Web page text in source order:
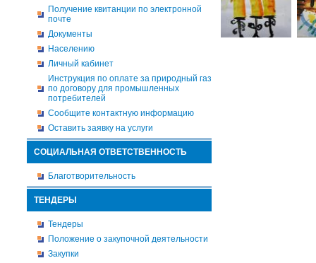
Получение квитанции по электронной
почте
Документы
Населению
Личный кабинет
Инструкция по оплате за природный газ
по договору для промышленных
потребителей
Сообщите контактную информацию
Оставить заявку на услуги
СОЦИАЛЬНАЯ ОТВЕТСТВЕННОСТЬ
Благотворительность
ТЕНДЕРЫ
Тендеры
Положение о закупочной деятельности
Закупки